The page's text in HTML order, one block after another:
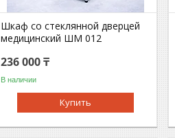
Шкаф со стеклянной дверцей
медицинский ШМ 012
236 000 ₸
В наличии
Купить